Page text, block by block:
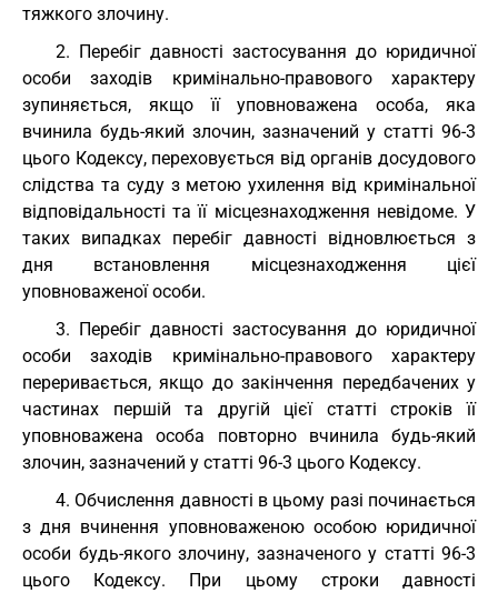
тяжкого злочину.
2. Перебіг давності застосування до юридичної
особи заходів кримінально-правового характеру
зупиняється, якщо її уповноважена особа, яка
вчинила будь-який злочин, зазначений у статті 96-3
цього Кодексу, переховується від органів досудового
слідства та суду з метою ухилення від кримінальної
відповідальності та її місцезнаходження невідоме. У
таких випадках перебіг давності відновлюється з
дня встановлення місцезнаходження цієї
уповноваженої особи.
3. Перебіг давності застосування до юридичної
особи заходів кримінально-правового характеру
переривається, якщо до закінчення передбачених у
частинах першій та другій цієї статті строків її
уповноважена особа повторно вчинила будь-який
злочин, зазначений у статті 96-3 цього Кодексу.
4. Обчислення давності в цьому разі починається
з дня вчинення уповноваженою особою юридичної
особи будь-якого злочину, зазначеного у статті 96-3
цього Кодексу. При цьому строки давності